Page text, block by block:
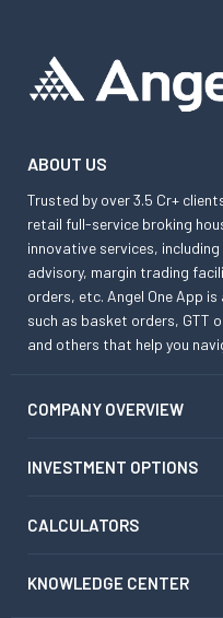
ABOUT US
Trusted by over 3.5 Cr+
retail full-service broking
innovative services,
advisory, margin trading
orders, etc. Angel One App
such as basket orders, GTT
and others that help you
COMPANY OVERVIEW
INVESTMENT OPTIONS
CALCULATORS
KNOWLEDGE CENTER